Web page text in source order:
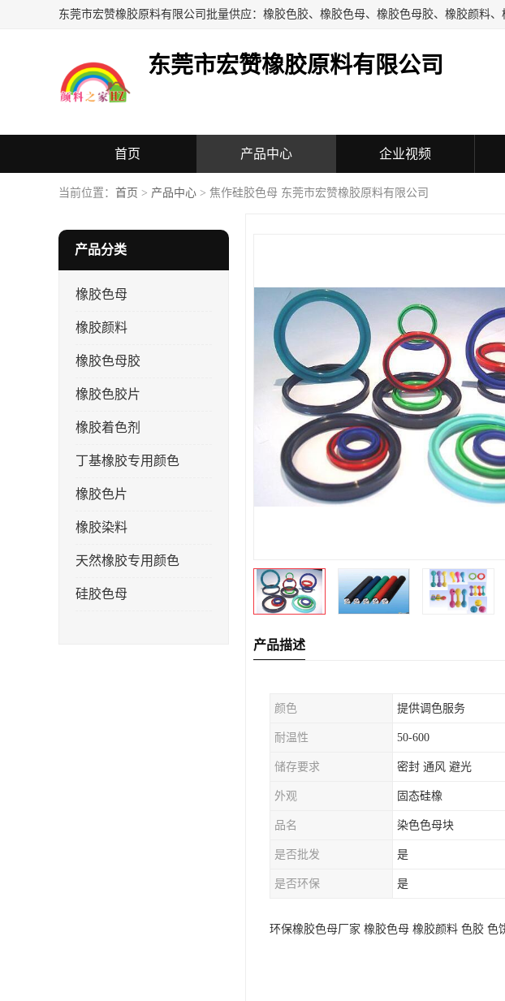
东莞市宏赞橡胶原料有限公司
首页 产品中心 企业视频
当前位置： 首页 > 产品中心 > 焦作硅胶色母 东莞市宏赞橡胶原料有限公司
产品分类
橡胶色母
橡胶颜料
橡胶色母胶
橡胶色胶片
橡胶着色剂
丁基橡胶专用颜色
橡胶色片
橡胶染料
天然橡胶专用颜色
硅胶色母
产品描述
颜色 提供调色服务
耐温性 50-600
储存要求 密封 通风 避光
外观 固态硅橡
品名 染色色母块
是否批发 是
是否环保 是
环保橡胶色母厂家 橡胶色母 橡胶颜料 色胶 色